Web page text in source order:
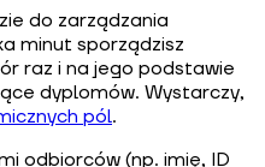
do zarządzania
minut sporządzisz
raz i na jego podstawie
dyplomów. Wystarczy,
pól.
odbiorców (np. imię, ID